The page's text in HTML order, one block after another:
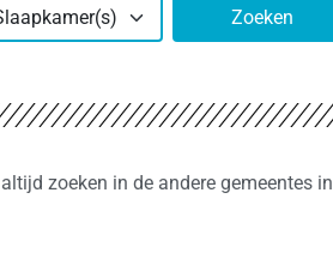
Zoeken
zoeken in de andere gemeentes in